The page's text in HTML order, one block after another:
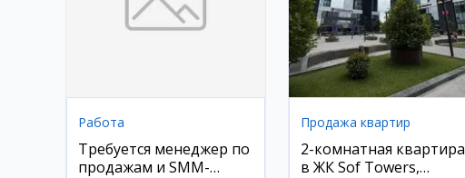
Работа
Требуется менеджер по
продажам и SMM-
Продажа квартир
2-комнатная квартира
в ЖК Sof Towers,